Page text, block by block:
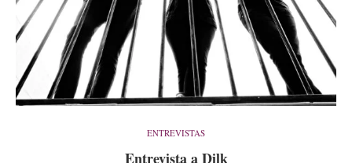
ENTREVISTAS
Entrevista a Dilk